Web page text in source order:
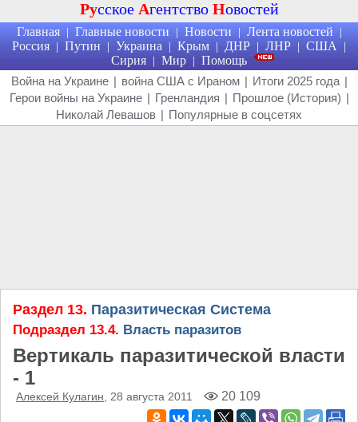
Русское Агентство Новостей
Главная | Главные новости | Новости | Лента новостей |
Россия | Путин | Украина | Крым | ДНР | ЛНР | США |
Сирия | Мир | Помощь
Война на Украине | война США с Ираном | Итоги 2025 года |
Герои войны на Украине | Гренландия | Прошлое (История) |
Николай Левашов | Популярные в соцсетях
Раздел 13. Паразитическая Система
Подраздел 13.4. Власть паразитов
Вертикаль паразитической власти
- 1
Алексей Кулагин , 28 августа 2011 20 109